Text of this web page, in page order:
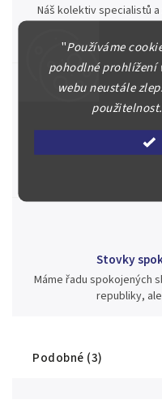
"Používáme
pohodlné prohlížení
webu neustále
použitelnost.
Náš kolektiv specialistů
Posoudíme kvalitu a
aukci nebo Vám
Během té doby jsme v
Stovky
Máme řadu spokojených
republiky,
Podobné (3)